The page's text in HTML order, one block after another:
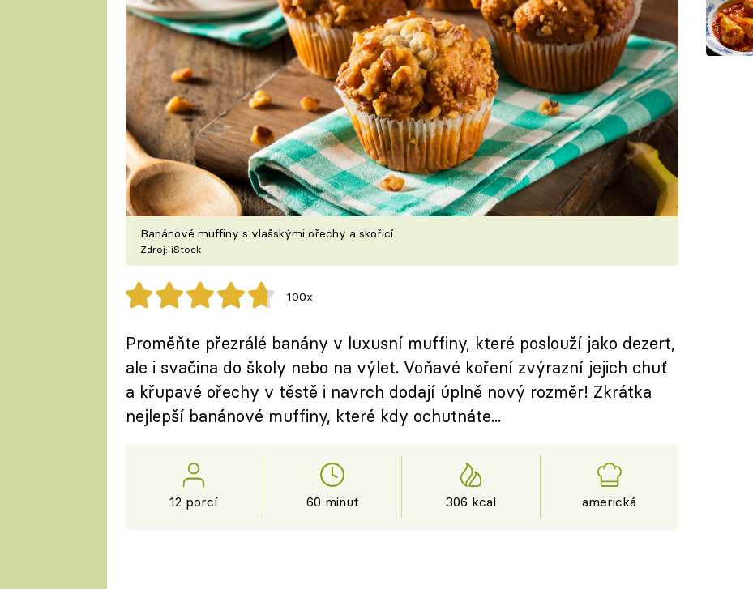
Banánové muffiny s vlašskými ořechy a skořicí
Zdroj: iStock
100x
Proměňte přezrálé banány v luxusní muffiny, které poslouží jako dezert,
ale i svačina do školy nebo na výlet. Voňavé koření zvýrazní jejich chuť
a křupavé ořechy v těstě i navrch dodají úplně nový rozměr! Zkrátka
nejlepší banánové muffiny, které kdy ochutnáte...
12 porcí 60 minut 306 kcal americká